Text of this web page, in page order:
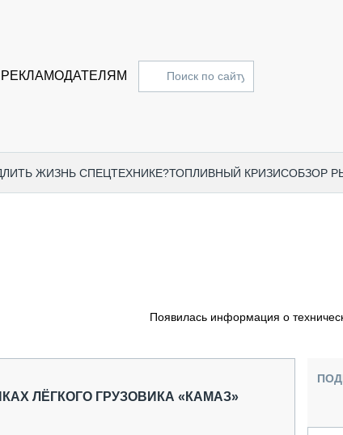
РЕКЛАМОДАТЕЛЯМ
ЖИЗНЬ СПЕЦТЕХНИКЕ?ТОПЛИВНЫЙ КРИЗИСОБЗОР
ПОДЪЁМНАЯ ТЕХНИКА
ПАССАЖИРСКИЙ
Появилась информация о
ЛЁГКОГО ГРУЗОВИКА «КАМАЗ»